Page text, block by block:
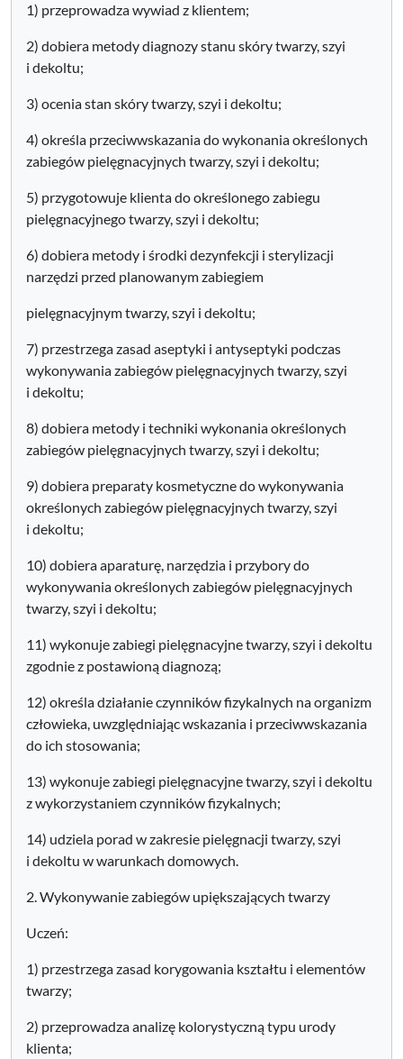
1) przeprowadza wywiad z klientem;
2) dobiera metody diagnozy stanu skóry twarzy, szyi
i dekoltu;
3) ocenia stan skóry twarzy, szyi i dekoltu;
4) określa przeciwwskazania do wykonania określonych
zabiegów pielęgnacyjnych twarzy, szyi i dekoltu;
5) przygotowuje klienta do określonego zabiegu
pielęgnacyjnego twarzy, szyi i dekoltu;
6) dobiera metody i środki dezynfekcji i sterylizacji
narzędzi przed planowanym zabiegiem
pielęgnacyjnym twarzy, szyi i dekoltu;
7) przestrzega zasad aseptyki i antyseptyki podczas
wykonywania zabiegów pielęgnacyjnych twarzy, szyi
i dekoltu;
8) dobiera metody i techniki wykonania określonych
zabiegów pielęgnacyjnych twarzy, szyi i dekoltu;
9) dobiera preparaty kosmetyczne do wykonywania
określonych zabiegów pielęgnacyjnych twarzy, szyi
i dekoltu;
10) dobiera aparaturę, narzędzia i przybory do
wykonywania określonych zabiegów pielęgnacyjnych
twarzy, szyi i dekoltu;
11) wykonuje zabiegi pielęgnacyjne twarzy, szyi i dekoltu
zgodnie z postawioną diagnozą;
12) określa działanie czynników fizykalnych na organizm
człowieka, uwzględniając wskazania i przeciwwskazania
do ich stosowania;
13) wykonuje zabiegi pielęgnacyjne twarzy, szyi i dekoltu
z wykorzystaniem czynników fizykalnych;
14) udziela porad w zakresie pielęgnacji twarzy, szyi
i dekoltu w warunkach domowych.
2. Wykonywanie zabiegów upiększających twarzy
Uczeń:
1) przestrzega zasad korygowania kształtu i elementów
twarzy;
2) przeprowadza analizę kolorystyczną typu urody
klienta;